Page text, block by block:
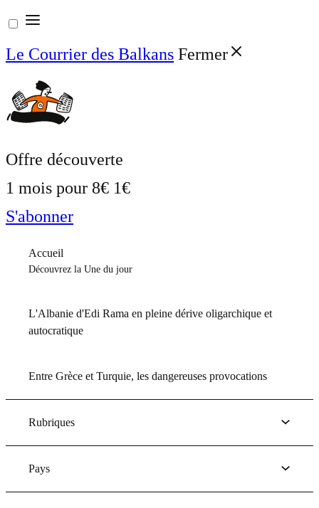
Aller
au
contenu
Le Courrier des Balkans Fermer
Offre découverte
1 mois pour 8€ 1€
S'abonner
Accueil
Découvrez la Une du jour
L'Albanie d'Edi Rama en pleine dérive oligarchique et
autocratique
Entre Grèce et Turquie, les dangereuses provocations
Rubriques
Pays